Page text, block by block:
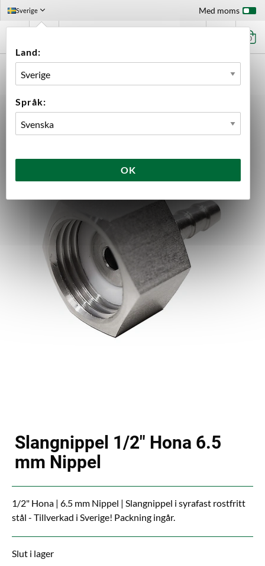
Sverige
Land:
Språk:
OK
Med moms
0
SLANGNIPPEL 1/2" HONA 6.5 MM NIPPEL
Slangnippel 1/2" Hona 6.5
mm Nippel
1/2" Hona | 6.5 mm Nippel | Slangnippel i syrafast rostfritt
stål - Tillverkad i Sverige! Packning ingår.
Slut i lager